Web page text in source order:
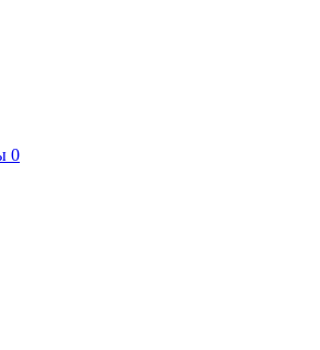
0